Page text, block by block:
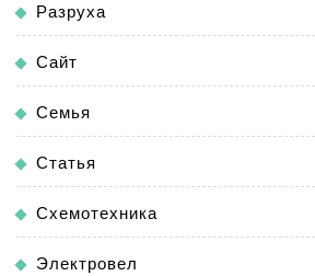
Разруха
Сайт
Семья
Статья
Схемотехника
Электровел